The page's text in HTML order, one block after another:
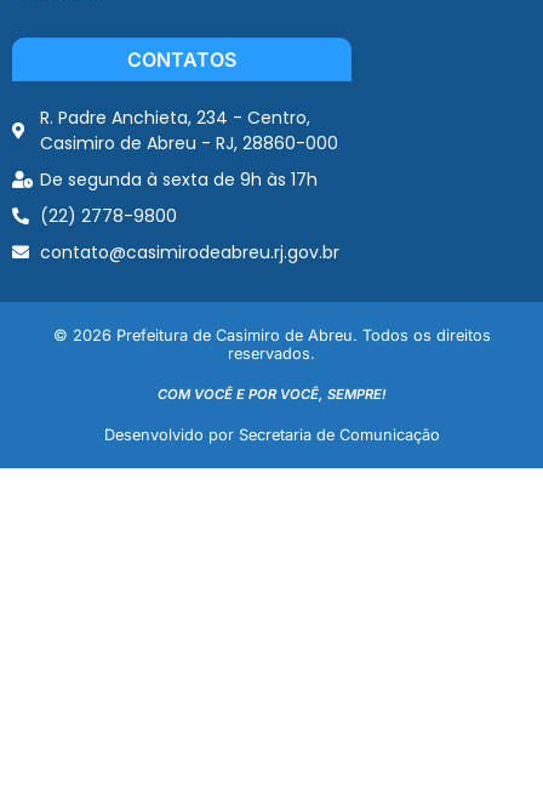
CONTATOS
R. Padre Anchieta, 234 - Centro,
Casimiro de Abreu - RJ, 28860-000
De segunda à sexta de 9h às 17h
(22) 2778-9800
contato@casimirodeabreu.rj.gov.br
© 2026 Prefeitura de Casimiro de Abreu. Todos os direitos
reservados.
COM VOCÊ E POR VOCÊ, SEMPRE!
Desenvolvido por Secretaria de Comunicação